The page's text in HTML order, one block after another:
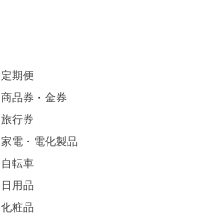
定期便
商品券・金券
旅行券
家電・電化製品
自転車
日用品
化粧品